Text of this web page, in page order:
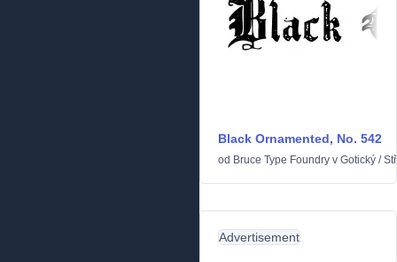
Black Ornamented, No. 542
od Bruce Type Foundry v Gotický /
Advertisement